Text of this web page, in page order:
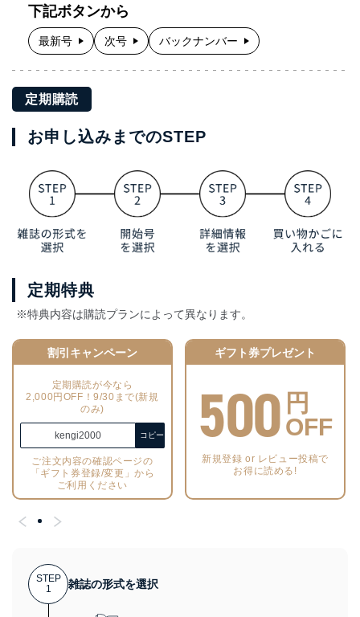
下記ボタンから
最新号 次号 バックナンバー
定期購読
お申し込みまでのSTEP
定期特典
※特典内容は購読プランによって異なります。
割引キャンペーン
定期購読が今なら
2,000円OFF！9/30まで(新規
のみ)
kengi2000 コピー
ご注文内容の確認ページの
「ギフト券登録/変更」から
ご利用ください
ギフト券プレゼント
500 円
OFF
新規登録 or レビュー投稿で
お得に読める!
STEP
1
雑誌の形式を選択